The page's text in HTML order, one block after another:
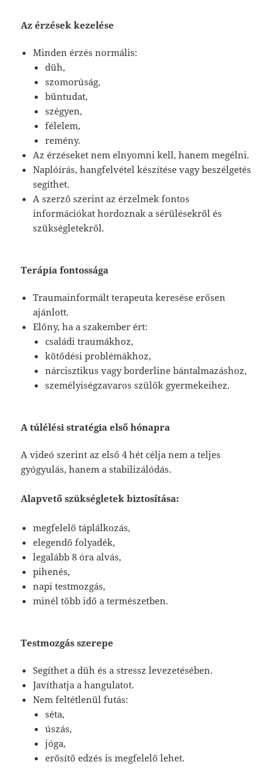
Az érzések kezelése
Minden érzés normális:
düh,
szomorúság,
bűntudat,
szégyen,
félelem,
remény.
Az érzéseket nem elnyomni kell, hanem megélni.
Naplóírás, hangfelvétel készítése vagy beszélgetés
segíthet.
A szerző szerint az érzelmek fontos
információkat hordoznak a sérülésekről és
szükségletekről.
Terápia fontossága
Traumainformált terapeuta keresése erősen
ajánlott.
Előny, ha a szakember ért:
családi traumákhoz,
kötődési problémákhoz,
nárcisztikus vagy borderline bántalmazáshoz,
személyiségzavaros szülők gyermekeihez.
A túlélési stratégia első hónapra
A videó szerint az első 4 hét célja nem a teljes
gyógyulás, hanem a stabilizálódás.
Alapvető szükségletek biztosítása:
megfelelő táplálkozás,
elegendő folyadék,
legalább 8 óra alvás,
pihenés,
napi testmozgás,
minél több idő a természetben.
Testmozgás szerepe
Segíthet a düh és a stressz levezetésében.
Javíthatja a hangulatot.
Nem feltétlenül futás:
séta,
úszás,
jóga,
erősítő edzés is megfelelő lehet.